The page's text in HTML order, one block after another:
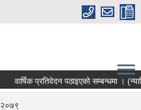
वार्षिक प्रतिवेदन पठाइएको सम्बन्धमा ।
२०७९